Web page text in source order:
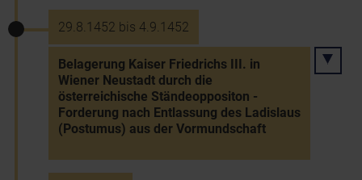
29.8.1452 bis 4.9.1452
Belagerung Kaiser Friedrichs III. in
Wiener Neustadt durch die
österreichische Ständeoppositon -
Forderung nach Entlassung des Ladislaus
(Postumus) aus der Vormundschaft